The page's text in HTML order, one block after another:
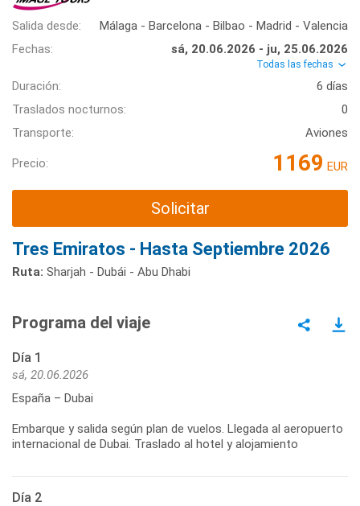
Salida desde:
Málaga - Barcelona - Bilbao - Madrid - Valencia
Fechas:
sá, 20.06.2026 - ju, 25.06.2026
Todas las fechas
Duración:
6 días
Traslados nocturnos:
0
Transporte:
Aviones
Precio: 1169 EUR
Solicitar
Tres Emiratos - Hasta Septiembre 2026
Ruta: Sharjah - Dubái - Abu Dhabi
Programa del viaje
Día 1
sá, 20.06.2026
España – Dubai
Embarque y salida según plan de vuelos. Llegada al aeropuerto
internacional de Dubai. Traslado al hotel y alojamiento
Día 2